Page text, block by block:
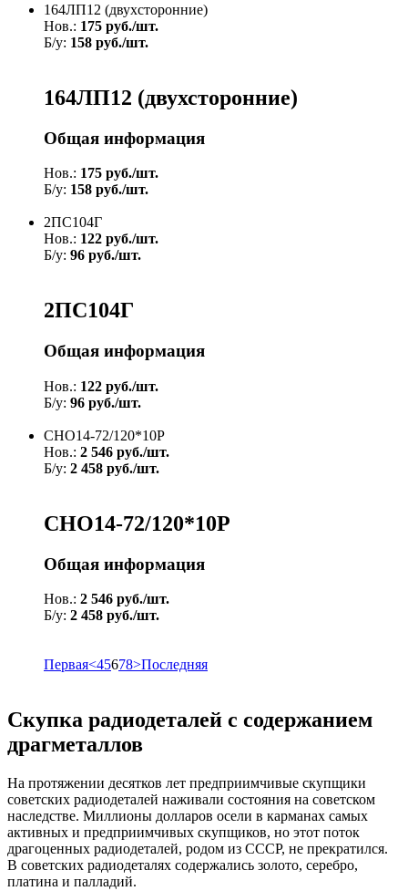
164ЛП12 (двухсторонние)
Нов.: 175 руб./шт.
Б/у: 158 руб./шт.
164ЛП12 (двухсторонние)
Общая информация
Нов.: 175 руб./шт.
Б/у: 158 руб./шт.
2ПС104Г
Нов.: 122 руб./шт.
Б/у: 96 руб./шт.
2ПС104Г
Общая информация
Нов.: 122 руб./шт.
Б/у: 96 руб./шт.
СНО14-72/120*10Р
Нов.: 2 546 руб./шт.
Б/у: 2 458 руб./шт.
СНО14-72/120*10Р
Общая информация
Нов.: 2 546 руб./шт.
Б/у: 2 458 руб./шт.
Первая<45678>Последняя
Скупка радиодеталей с содержанием
драгметаллов
На протяжении десятков лет предприимчивые скупщики
советских радиодеталей наживали состояния на советском
наследстве. Миллионы долларов осели в карманах самых
активных и предприимчивых скупщиков, но этот поток
драгоценных радиодеталей, родом из СССР, не прекратился.
В советских радиодеталях содержались золото, серебро,
платина и палладий.